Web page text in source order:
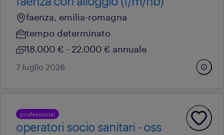
faenza, emilia-romagna
tempo determinato
18.000 € - 22.000 € annuale
7 luglio 2026
professional
operatori socio sanitari - oss